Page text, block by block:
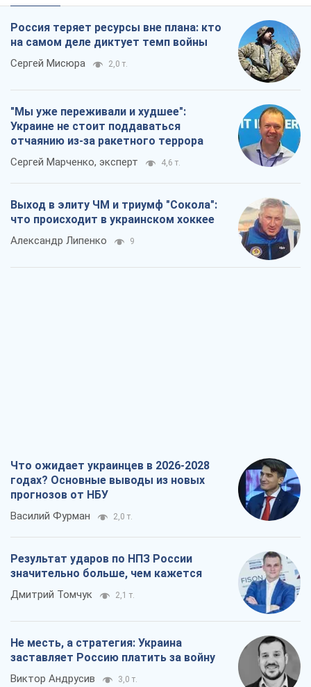
Россия теряет ресурсы вне плана: кто
на самом деле диктует темп войны
Сергей Мисюра 2,0 т.
"Мы уже переживали и худшее":
Украине не стоит поддаваться
отчаянию из-за ракетного террора
Сергей Марченко, эксперт 4,6 т.
Выход в элиту ЧМ и триумф "Сокола":
что происходит в украинском хоккее
Александр Липенко 9
Что ожидает украинцев в 2026-2028
годах? Основные выводы из новых
прогнозов от НБУ
Василий Фурман 2,0 т.
Результат ударов по НПЗ России
значительно больше, чем кажется
Дмитрий Томчук 2,1 т.
Не месть, а стратегия: Украина
заставляет Россию платить за войну
Виктор Андрусив 3,0 т.